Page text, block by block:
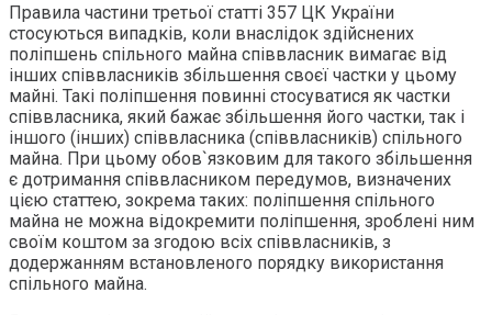
Правила частини третьої статті 357 ЦК України
стосуються випадків, коли внаслідок здійснених
поліпшень спільного майна співвласник вимагає від
інших співвласників збільшення своєї частки у цьому
майні. Такі поліпшення повинні стосуватися як частки
співвласника, який бажає збільшення його частки, так і
іншого (інших) співвласника (співвласників) спільного
майна. При цьому обов`язковим для такого збільшення
є дотримання співвласником передумов, визначених
цією статтею, зокрема таких: поліпшення спільного
майна не можна відокремити поліпшення, зроблені ним
своїм коштом за згодою всіх співвласників, з
додержанням встановленого порядку використання
спільного майна.